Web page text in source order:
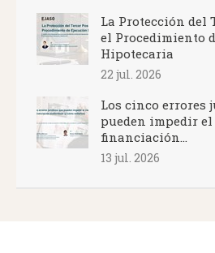
La Protección del
el Procedimiento
Hipotecaria
22 jul. 2026
Los cinco errores
pueden impedir
financiación...
13 jul. 2026